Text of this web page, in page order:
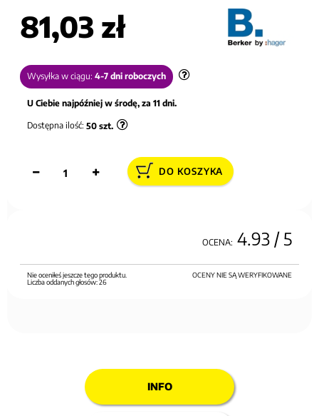
81,03 zł
Wysyłka w ciągu: 4-7 dni roboczych
U Ciebie najpóźniej w środę, za 11 dni.
Dostępna ilość: 50 szt.
DO KOSZYKA
OCENA: 4.93 / 5
OCENY NIE SĄ WERYFIKOWANE
Nie oceniłeś jeszcze tego produktu.
Liczba oddanych głosów:26
INFO